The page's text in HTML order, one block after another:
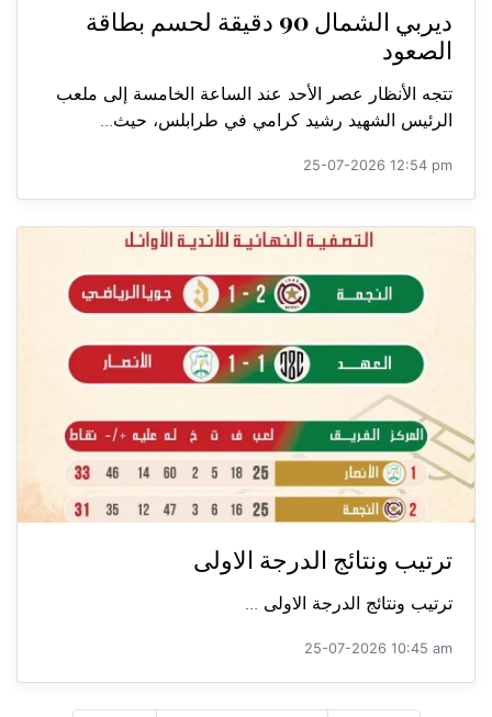
ديربي الشمال 90 دقيقة لحسم بطاقة
الصعود
تتجه الأنظار عصر الأحد عند الساعة الخامسة إلى ملعب
الرئيس الشهيد رشيد كرامي في طرابلس، حيث...
25-07-2026 12:54 pm
ترتيب ونتائج الدرجة الاولى
ترتيب ونتائج الدرجة الاولى ...
25-07-2026 10:45 am